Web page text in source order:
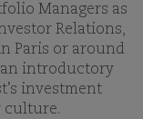
Managers as
Relations,
Paris or around
introductory
investment
culture.